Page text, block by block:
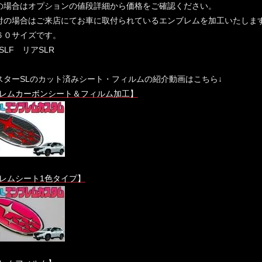
場合はオプションの値段詳細から価格をご確認ください。
の場合はご来店にてお車に取付られているエンブレムを加工いたしま
サイズです。
リアSLR
ターSLのカット済みシート・フィルムの紹介動画はこちら↓
ムカーボンシート＆フィルム加工】
ムシート1色タイプ】